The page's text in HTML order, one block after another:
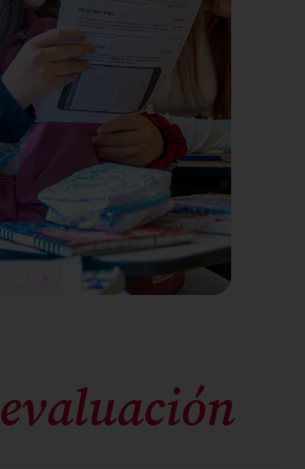
evaluación